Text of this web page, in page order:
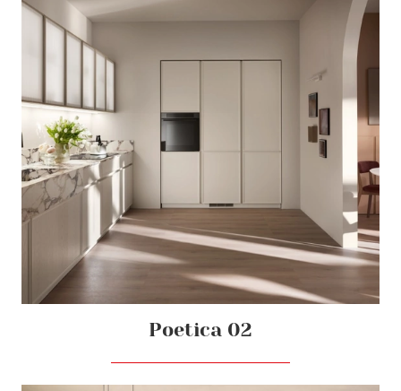
Poetica 02